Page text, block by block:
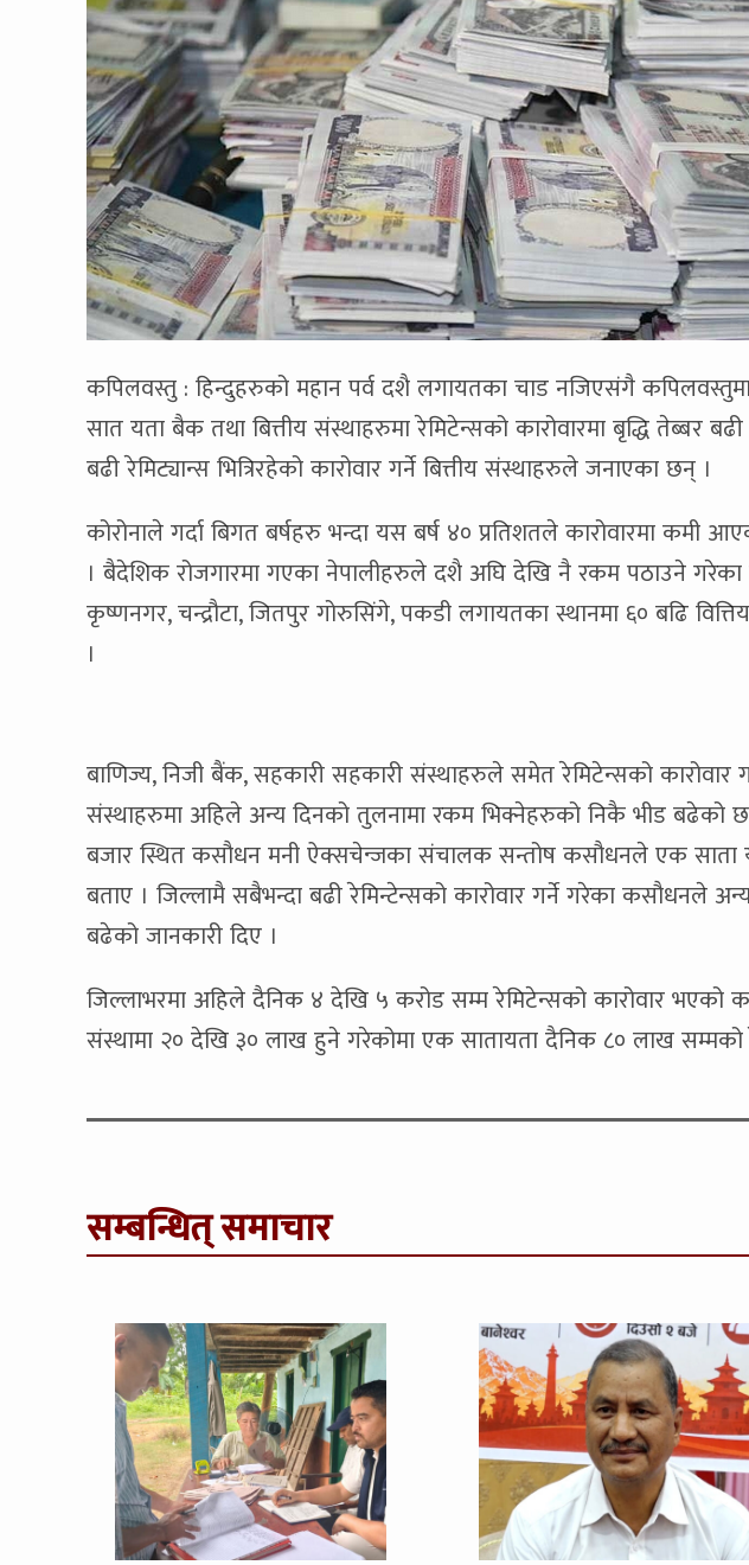
कपिलवस्तु : हिन्दुहरुको महान पर्व दशै लगायतका चाड नजिएसंगै कपिलवस्तुमा
सात यता बैक तथा बित्तीय संस्थाहरुमा रेमिटेन्सको कारोवारमा बृद्धि तेब्बर
बढी रेमिट्यान्स भित्रिरहेको कारोवार गर्ने बित्तीय संस्थाहरुले जनाएका छन् ।
कोरोनाले गर्दा बिगत बर्षहरु भन्दा यस बर्ष ४० प्रतिशतले कारोवारमा
। बैदेशिक रोजगारमा गएका नेपालीहरुले दशै अघि देखि नै रकम पठाउने गरेका
कृष्णनगर, चन्द्रौटा, जितपुर गोरुसिंगे, पकडी लगायतका स्थानमा ६० बढि
।
बाणिज्य, निजी बैंक, सहकारी सहकारी संस्थाहरुले समेत रेमिटेन्सको कारोवार
संस्थाहरुमा अहिले अन्य दिनको तुलनामा रकम भिक्नेहरुको निकै भीड बढेको
बजार स्थित कसौधन मनी ऐक्सचेन्जका संचालक सन्तोष कसौधनले एक साता
बताए । जिल्लामै सबैभन्दा बढी रेमिन्टेन्सको कारोवार गर्ने गरेका कसौधनले
बढेको जानकारी दिए ।
जिल्लाभरमा अहिले दैनिक ४ देखि ५ करोड सम्म रेमिटेन्सको कारोवार
संस्थामा २० देखि ३० लाख हुने गरेकोमा एक सातायता दैनिक ८० लाख सम्मको
सम्बन्धित् समाचार